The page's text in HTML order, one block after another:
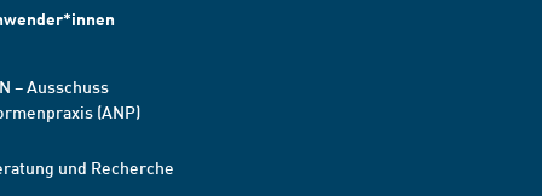
– Ausschuss
(ANP)
und Recherche